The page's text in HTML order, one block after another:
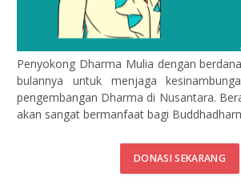
Penyokong Dharma Mulia dengan
bulannya untuk menjaga
pengembangan Dharma di Nusantara.
akan sangat bermanfaat bagi
DONASI SEKARANG